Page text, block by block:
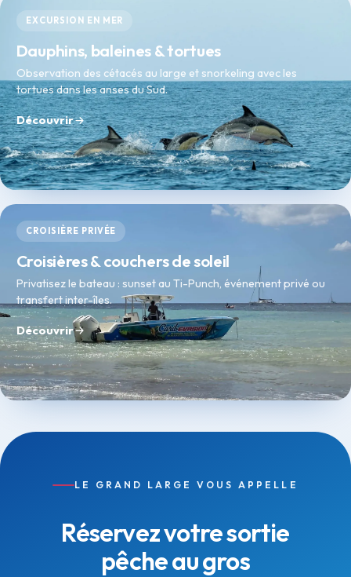
EXCURSION EN MER
Dauphins, baleines & tortues
Observation des cétacés au large et snorkeling avec les
tortues dans les anses du Sud.
Découvrir
CROISIÈRE PRIVÉE
Croisières & couchers de soleil
Privatisez le bateau : sunset au Ti-Punch, événement privé ou
transfert inter-îles.
Découvrir
LE GRAND LARGE VOUS APPELLE
Réservez votre sortie
pêche au gros